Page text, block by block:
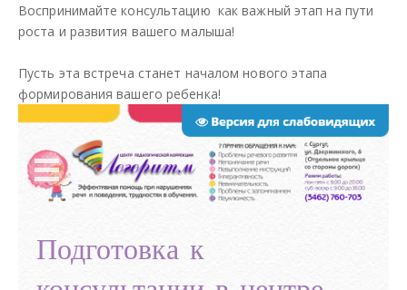
Воспринимайте консультацию как важный этап на пути
роста и развития вашего малыша!
Пусть эта встреча станет началом нового этапа
формирования вашего ребенка!